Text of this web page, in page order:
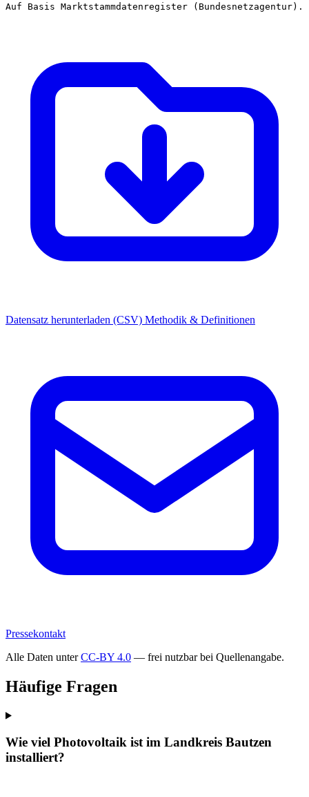
Auf Basis Marktstammdatenregister (Bundesnetzagentur).
Datensatz herunterladen (CSV) Methodik & Definitionen
Pressekontakt
Alle Daten unterCC-BY 4.0 — frei nutzbar bei Quellenangabe.
Häufige Fragen
Wie viel Photovoltaik ist im Landkreis Bautzen
installiert?